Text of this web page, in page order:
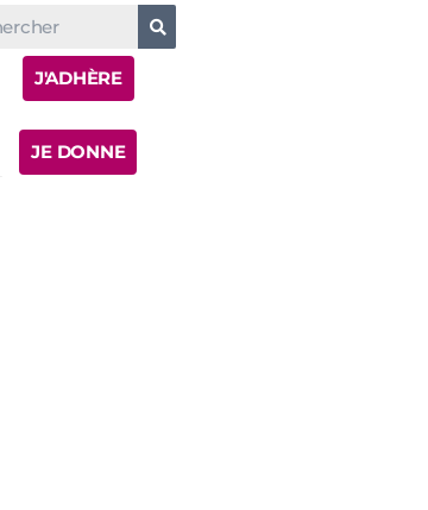
J'ADHÈRE
JE DONNE